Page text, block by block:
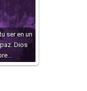
ser en un
Dios